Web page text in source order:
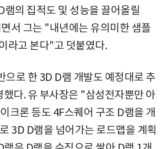
램의 집적도 및 성능을 끌어올릴
서 그는 "내년에는 유의미한 샘플
라고 본다"고 덧붙였다.
으로 한 3D D램 개발도 예정대로 추
다. 유 부사장은 "삼성전자뿐만 아
크론 등도 4F스퀘어 구조 D램을 개
3D D램을 넘어가는 로드맵을 계획